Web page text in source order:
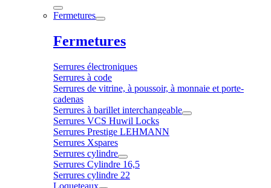
Fermetures
Fermetures
Serrures électroniques
Serrures à code
Serrures de vitrine, à poussoir, à monnaie et porte-
cadenas
Serrures à barillet interchangeable
Serrures VCS Huwil Locks
Serrures Prestige LEHMANN
Serrures Xspares
Serrures cylindre
Serrures Cylindre 16,5
Serrures cylindre 22